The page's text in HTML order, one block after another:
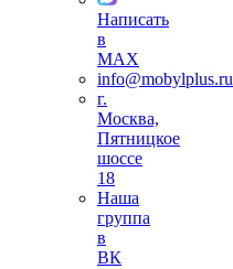
Написать
в
MAX
info@mobylplus.ru
г.
Москва,
Пятницкое
шоссе
18
Наша
группа
в
ВК